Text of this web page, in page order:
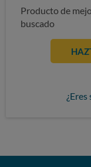
Producto de
buscado